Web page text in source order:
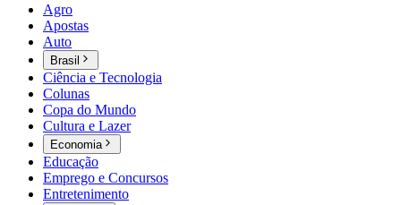
Agro
Apostas
Auto
Brasil
Ciência e Tecnologia
Colunas
Copa do Mundo
Cultura e Lazer
Economia
Educação
Emprego e Concursos
Entretenimento